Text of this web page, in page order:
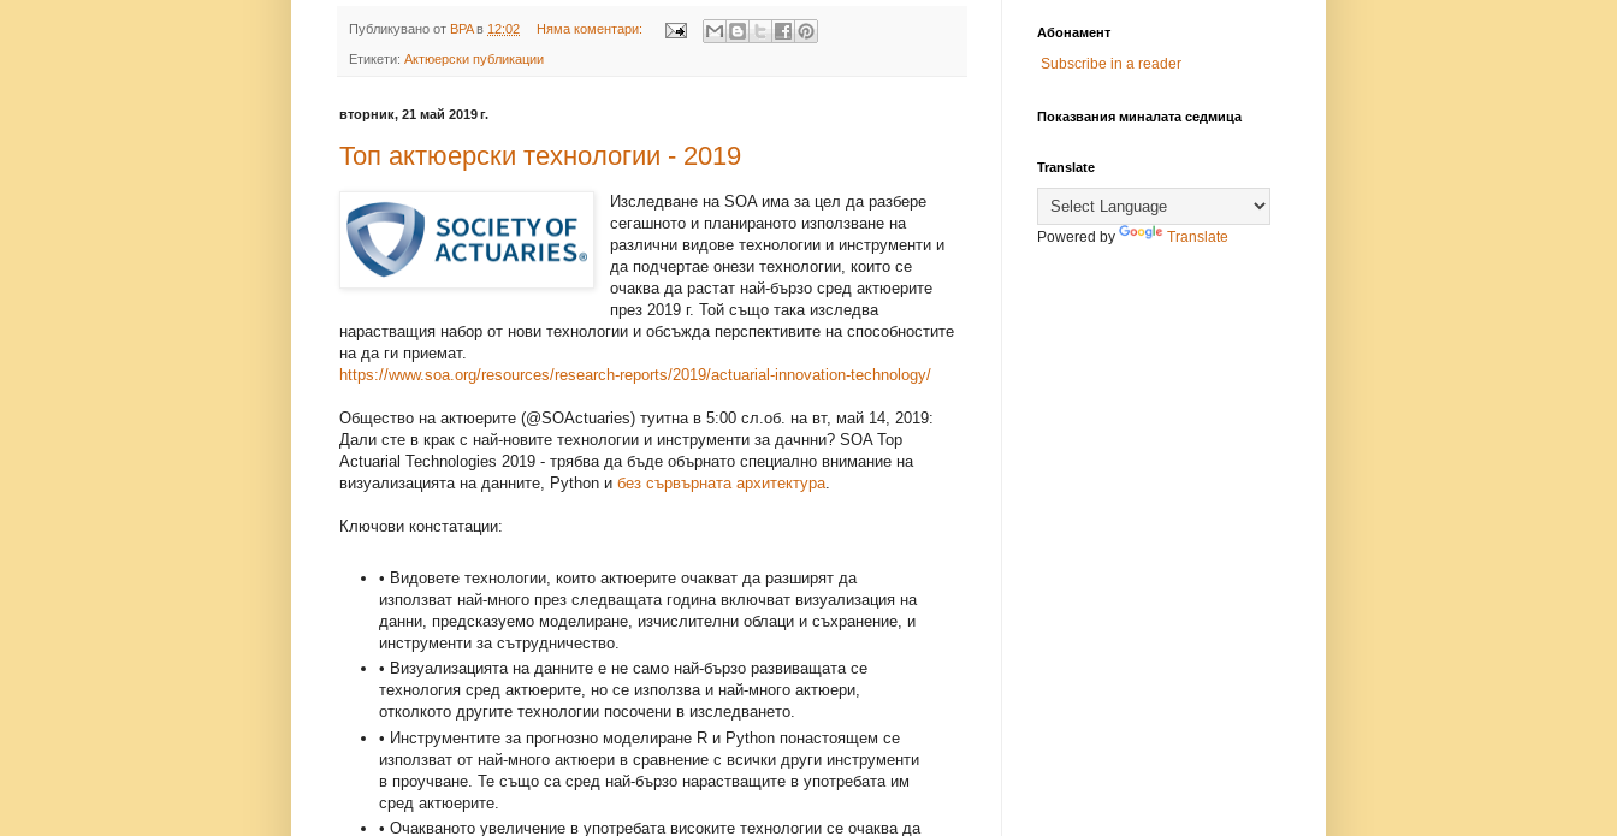
Публикувано от BPA в 12:02 Няма коментари:
Етикети: Актюерски публикации
вторник, 21 май 2019 г.
Топ актюерски технологии - 2019
Изследване на SOA има за цел да разбере
сегашното и планираното използване на
различни видове технологии и инструменти и
да подчертае онези технологии, които се
очаква да растат най-бързо сред актюерите
през 2019 г. Той също така изследва
нарастващия набор от нови технологии и обсъжда перспективите на способностите
на да ги приемат.
https://www.soa.org/resources/research-reports/2019/actuarial-innovation-technology/
Общество на актюерите (@SOActuaries) туитна в 5:00 сл.об. на вт, май 14, 2019:
Дали сте в крак с най-новите технологии и инструменти за дачнни? SOA Top
Actuarial Technologies 2019 - трябва да бъде обърнато специално внимание на
визуализацията на данните, Python и без сървърната архитектура.
Ключови констатации:
• Видовете технологии, които актюерите очакват да разширят да
използват най-много през следващата година включват визуализация на
данни, предсказуемо моделиране, изчислителни облаци и съхранение, и
инструменти за сътрудничество.
• Визуализацията на данните е не само най-бързо развиващата се
технология сред актюерите, но се използва и най-много актюери,
отколкото другите технологии посочени в изследването.
• Инструментите за прогнозно моделиране R и Python понастоящем се
използват от най-много актюери в сравнение с всички други инструменти
в проучване. Те също са сред най-бързо нарастващите в употребата им
сред актюерите.
• Очакваното увеличение в употребата високите технологии се очаква да
Абонамент
Subscribe in a reader
Показвания миналата седмица
Translate
Powered by Translate